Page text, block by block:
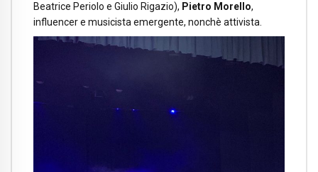
Beatrice Periolo e Giulio Rigazio), Pietro Morello,
influencer e musicista emergente, nonchè attivista.